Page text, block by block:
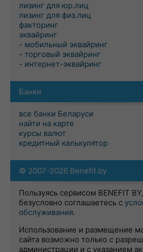
лизинг для юр.лиц
лизинг для физ.лиц
факторинг
эквайринг
- мобильный эквайринг
- торговый эквайринг
- интернет-эквайринг
Банки
все банки Беларуси
найти на карте
курсы валют
кредитный калькулятор
© 2007-2026 Benefit.by
Пользуясь сервисом BENEFIT
безусловно соглашаетесь с
обслуживания.
Использование и размещение
сайта возможно только с
администрации и с указанием